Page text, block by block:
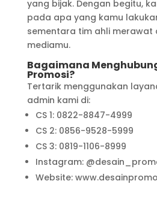
yang bijak. Dengan begitu,
pada apa yang kamu
sementara tim ahli merawat
mediamu.
Bagaimana
Promosi?
Tertarik menggunakan
admin kami di:
CS 1: 0822-8847-4999
CS 2: 0856-9528-5999
CS 3: 0819-1106-8999
Instagram:
Website: